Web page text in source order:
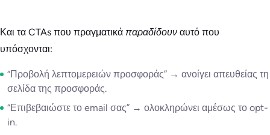
Και τα CTAs που πραγματικά παραδίδουν αυτό που
υπόσχονται:
“Προβολή λεπτομερειών προσφοράς” → ανοίγει απευθείας τη
σελίδα της προσφοράς.
“Επιβεβαιώστε το email σας” → ολοκληρώνει αμέσως το opt-
in.